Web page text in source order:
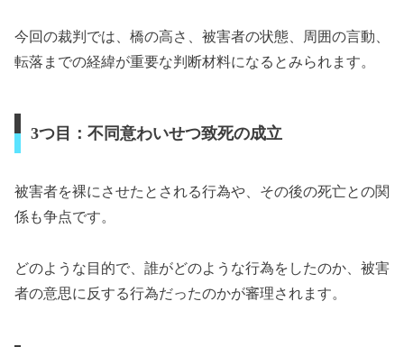
今回の裁判では、橋の高さ、被害者の状態、周囲の言動、
転落までの経緯が重要な判断材料になるとみられます。
3つ目：不同意わいせつ致死の成立
被害者を裸にさせたとされる行為や、その後の死亡との関
係も争点です。
どのような目的で、誰がどのような行為をしたのか、被害
者の意思に反する行為だったのかが審理されます。